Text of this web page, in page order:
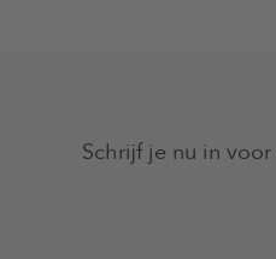
Schrijf je nu in